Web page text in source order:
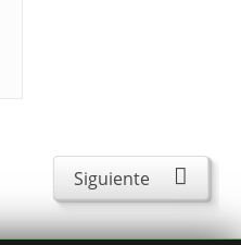
Siguiente